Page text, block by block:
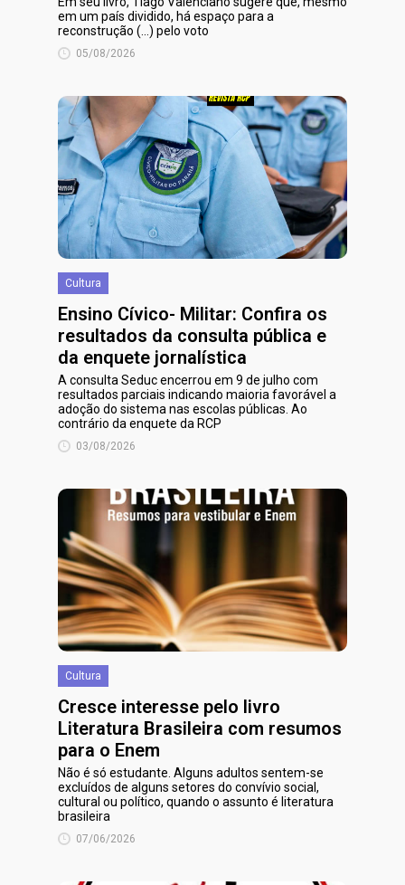
em um país dividido, há espaço para a
reconstrução (...) pelo voto
05/08/2026
Cultura
Ensino Cívico- Militar: Confira os
resultados da consulta pública e
da enquete jornalística
A consulta Seduc encerrou em 9 de julho com
resultados parciais indicando maioria favorável a
adoção do sistema nas escolas públicas. Ao
contrário da enquete da RCP
03/08/2026
Cultura
Cresce interesse pelo livro
Literatura Brasileira com resumos
para o Enem
Não é só estudante. Alguns adultos sentem-se
excluídos de alguns setores do convívio social,
cultural ou político, quando o assunto é literatura
brasileira
07/06/2026